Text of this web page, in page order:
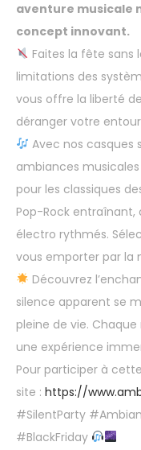
aventure musicale
concept innovant.
Faites la fête sans
limitations des
vous offre la liberté
déranger votre
Avec nos casques
ambiances
pour les classiques
Pop-Rock entraînant,
électro rythmés.
vous emporter par la
Découvrez
silence apparent se
pleine de vie.
une expérience
Pour participer à
site : https://
#SilentParty
#BlackFriday